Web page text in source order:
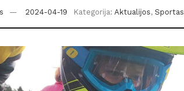
2024-04-19 Kategorija: Aktualijos, Sportas